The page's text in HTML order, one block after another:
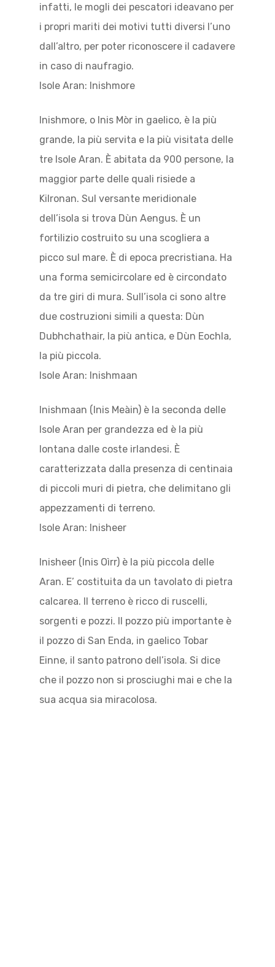
infatti, le mogli dei pescatori ideavano per
i propri mariti dei motivi tutti diversi l’uno
dall’altro, per poter riconoscere il cadavere
in caso di naufragio.
Isole Aran: Inishmore
Inishmore, o Inis Mòr in gaelico, è la più
grande, la più servita e la più visitata delle
tre Isole Aran. È abitata da 900 persone, la
maggior parte delle quali risiede a
Kilronan. Sul versante meridionale
dell’isola si trova Dùn Aengus. È un
fortilizio costruito su una scogliera a
picco sul mare. È di epoca precristiana. Ha
una forma semicircolare ed è circondato
da tre giri di mura. Sull’isola ci sono altre
due costruzioni simili a questa: Dùn
Dubhchathair, la più antica, e Dùn Eochla,
la più piccola.
Isole Aran: Inishmaan
Inishmaan (Inis Meàin) è la seconda delle
Isole Aran per grandezza ed è la più
lontana dalle coste irlandesi. È
caratterizzata dalla presenza di centinaia
di piccoli muri di pietra, che delimitano gli
appezzamenti di terreno.
Isole Aran: Inisheer
Inisheer (Inis Oìrr) è la più piccola delle
Aran. E’ costituita da un tavolato di pietra
calcarea. Il terreno è ricco di ruscelli,
sorgenti e pozzi. Il pozzo più importante è
il pozzo di San Enda, in gaelico Tobar
Einne, il santo patrono dell’isola. Si dice
che il pozzo non si prosciughi mai e che la
sua acqua sia miracolosa.